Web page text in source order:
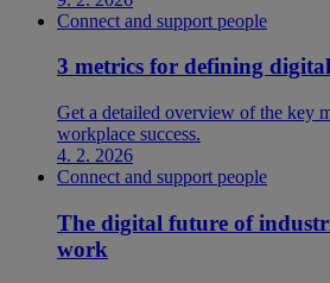
Connect and support people
3 metrics for defining
Get a detailed overview of the key
workplace success.
4. 2. 2026
Connect and support people
The digital future of
work